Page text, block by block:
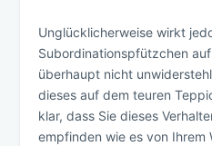
Unglücklicherweise wirkt
Subordinationspfützchen
überhaupt nicht
dieses auf dem teuren
klar, dass Sie dieses
empfinden wie es von Ihrem